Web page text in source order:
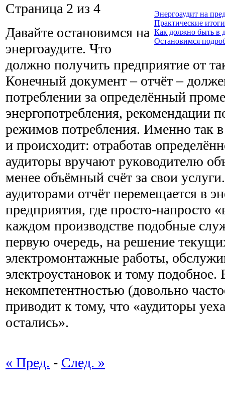
Энергоаудит на
Практические
Как должно быть в
Остановимся
Страница 2 из 4
Давайте остановимся на
энергоаудите. Что
должно получить предприятие от
Конечный документ – отчёт –
потреблении за определённый
энергопотребления, рекомендации
режимов потребления. Именно так
и происходит: отработав
аудиторы вручают руководителю
менее объёмный счёт за свои
аудиторами отчёт перемещается в
предприятия, где просто-напросто
каждом производстве подобные
первую очередь, на решение
электромонтажные работы,
электроустановок и тому подобное.
некомпетентностью (довольно
приводит к тому, что «аудиторы
остались».
« Пред. - След. »